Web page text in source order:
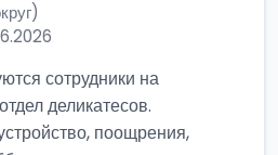
сотрудники на
деликатесов.
поощрения,